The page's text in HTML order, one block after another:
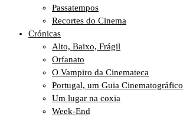
Passatempos
Recortes do Cinema
Crónicas
Alto, Baixo, Frágil
Orfanato
O Vampiro da Cinemateca
Portugal, um Guia Cinematográfico
Um lugar na coxia
Week-End